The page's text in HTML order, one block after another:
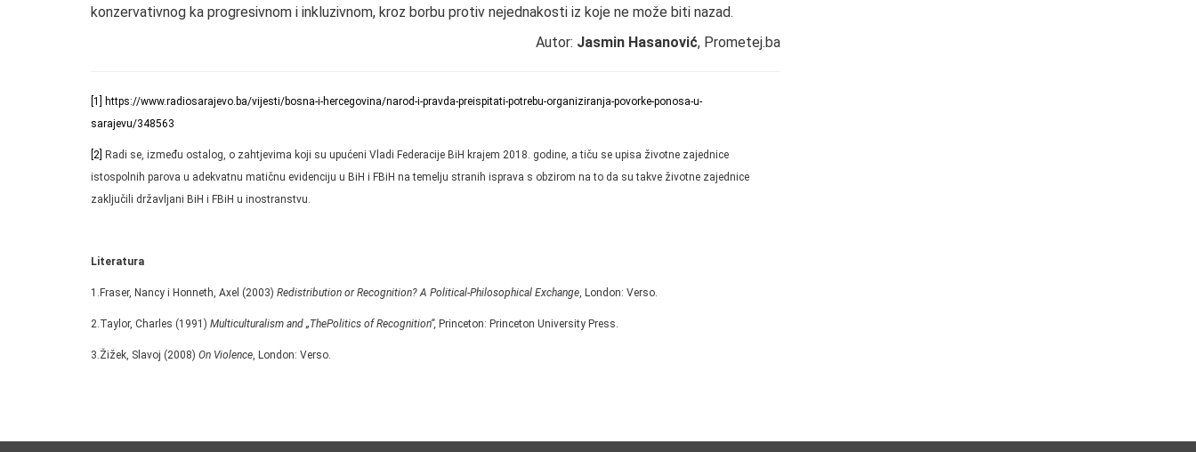
konzervativnog ka progresivnom i inkluzivnom, kroz borbu protiv nejednakosti iz koje ne može biti nazad.
Autor: Jasmin Hasanović, Prometej.ba
[1]
https://www.radiosarajevo.ba/vijesti/bosna-i-hercegovina/narod-i-pravda-preispitati-potrebu-organiziranja-povorke-ponosa-u-
sarajevu/348563
[2] Radi se, između ostalog, o zahtjevima koji su upućeni Vladi Federacije BiH krajem 2018. godine, a tiču se upisa životne zajednice
istospolnih parova u adekvatnu matičnu evidenciju u BiH i FBiH na temelju stranih isprava s obzirom na to da su takve životne zajednice
zaključili državljani BiH i FBiH u inostranstvu.
Literatura
1.Fraser, Nancy i Honneth, Axel (2003) Redistribution or Recognition? A Political-Philosophical Exchange , London: Verso.
2.Taylor, Charles (1991) Multiculturalism and „ThePolitics of Recognition“, Princeton: Princeton University Press.
3.Žižek, Slavoj (2008) On Violence , London: Verso.